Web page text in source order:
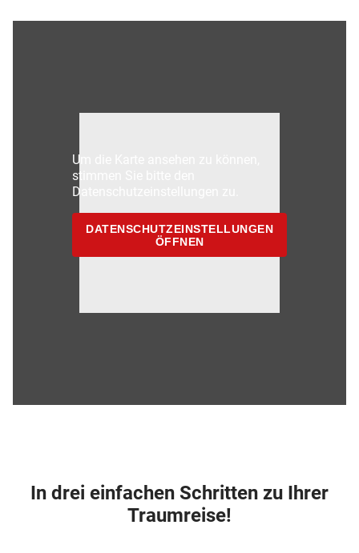
Um die Karte ansehen zu können,
stimmen Sie bitte den
Datenschutzeinstellungen zu.
DATENSCHUTZEINSTELLUNGEN
ÖFFNEN
In drei einfachen Schritten zu Ihrer
Traumreise!